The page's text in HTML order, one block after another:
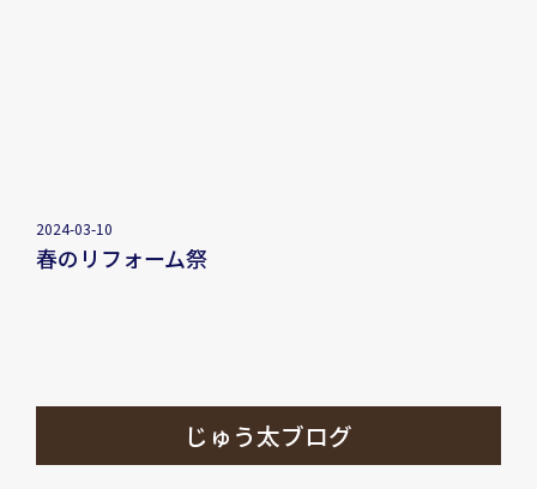
2024-03-10
春のリフォーム祭
じゅう太ブログ